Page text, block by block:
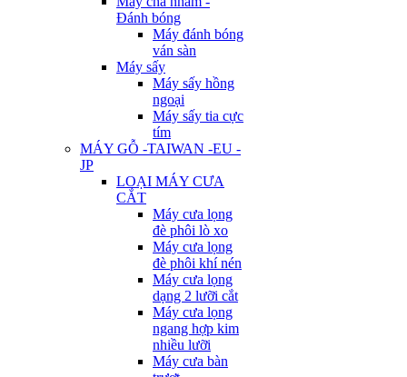
Đánh bóng
Máy đánh bóng
ván sàn
Máy sấy
Máy sấy hồng
ngoại
Máy sấy tia cực
tím
MÁY GỖ -TAIWAN -EU -
JP
LOẠI MÁY CƯA
CẮT
Máy cưa lọng
đè phôi lò xo
Máy cưa lọng
đè phôi khí nén
Máy cưa lọng
dạng 2 lưỡi cắt
Máy cưa lọng
ngang hợp kim
nhiều lưỡi
Máy cưa bàn